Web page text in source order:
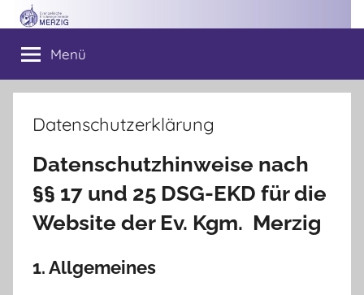
Zum
Inhalt
springen
Ev.
Kirchengemeinde
Merzig
Menü
Datenschutzerklärung
Datenschutzhinweise nach
§§ 17 und 25 DSG-EKD für die
Website der Ev. Kgm. Merzig
1. Allgemeines